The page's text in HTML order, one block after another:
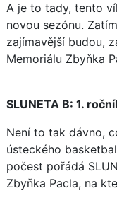
A je to tady, tento
novou sezónu.
zajímavější budou,
Memoriálu Zbyňka
SLUNETA B: 1.
Není to tak dávno,
ústeckého
počest pořádá
Zbyňka Pacla, na